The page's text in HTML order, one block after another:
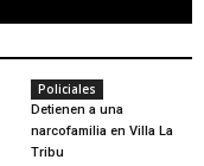
Policiales
Detienen a una
narcofamilia en Villa La
Tribu